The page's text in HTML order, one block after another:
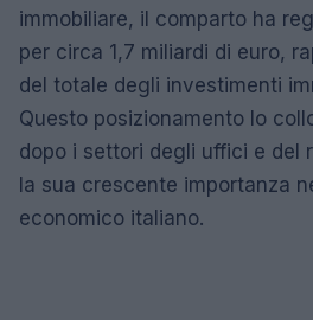
immobiliare, il comparto ha
per circa 1,7 miliardi di euro,
del totale degli investimenti
Questo posizionamento lo
dopo i settori degli uffici e del
la sua crescente importanza
economico italiano.